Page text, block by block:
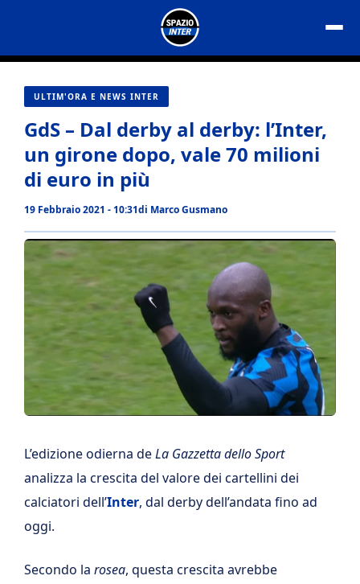
contenuto
ULTIM'ORA E NEWS INTER
GdS – Dal derby al derby: l’Inter,
un girone dopo, vale 70 milioni
di euro in più
19 Febbraio 2021 - 10:31di Marco Gusmano
L’edizione odierna deLa Gazzetta dello Sport
analizza la crescita del valore dei cartellini dei
calciatori dell’Inter, dal derby dell’andata fino ad
oggi.
Secondo la rosea, questa crescita avrebbe